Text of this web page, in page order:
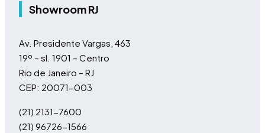
Showroom RJ
Av. Presidente Vargas, 463
19º – sl. 1901 – Centro
Rio de Janeiro – RJ
CEP: 20071-003
(21) 2131-7600
(21) 96726-1566